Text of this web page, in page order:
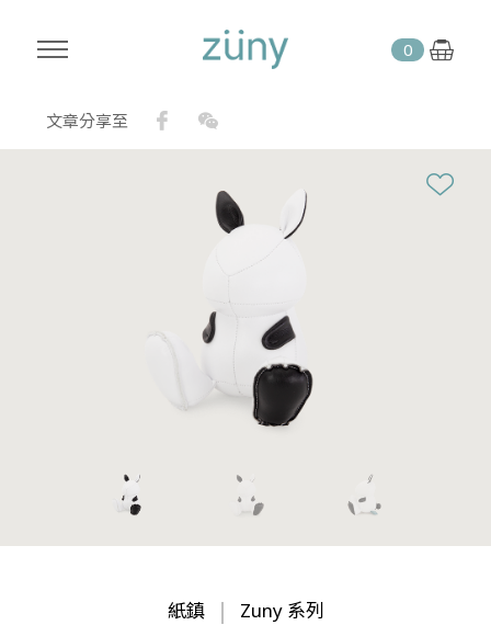
0
文章分享至 Facebook
紙鎮 Zuny 系列